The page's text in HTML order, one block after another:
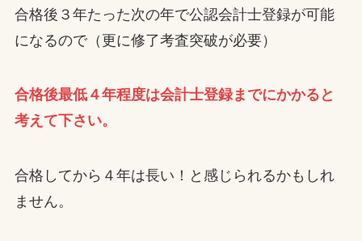
合格後３年たった次の年で公認会計士登録が可能
になるので（更に修了考査突破が必要）
合格後最低４年程度は会計士登録までにかかると
考えて下さい。
合格してから４年は長い！と感じられるかもしれ
ません。